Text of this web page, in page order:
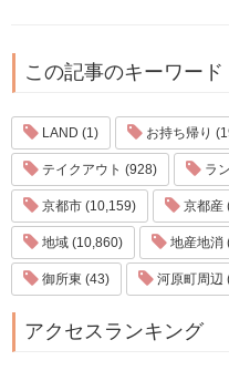
この記事のキーワード
LAND (1) お持ち帰り
テイクアウト (928) ラ
京都市 (10,159) 京都産
地域 (10,860) 地産地消
御所東 (43) 河原町周辺
アクセスランキング